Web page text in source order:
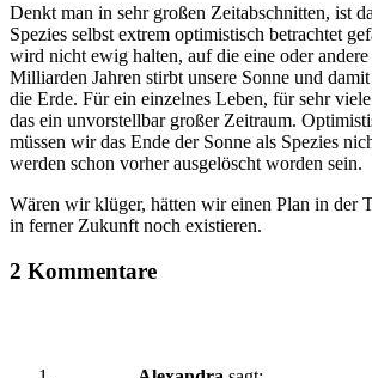
Denkt man in sehr großen Zeitabschnitten, ist
Spezies selbst extrem optimistisch betrachtet
wird nicht ewig halten, auf die eine oder
Milliarden Jahren stirbt unsere Sonne und
die Erde. Für ein einzelnes Leben, für sehr
das ein unvorstellbar großer Zeitraum.
müssen wir das Ende der Sonne als Spezies
werden schon vorher ausgelöscht worden sein.
Wären wir klüger, hätten wir einen Plan in der
in ferner Zukunft noch existieren.
2 Kommentare